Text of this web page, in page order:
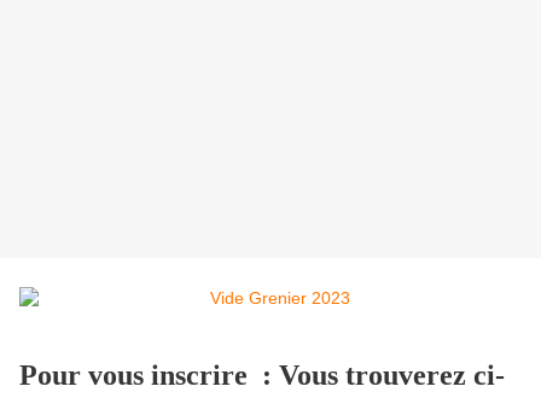
Pour vous inscrire : Vous trouverez ci-